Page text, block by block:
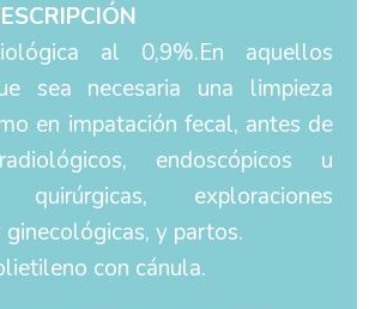
al 0,9%.En aquellos
sea necesaria una limpieza
en impatación fecal, antes de
endoscópicos u
quirúrgicas, exploraciones
y partos.
con cánula.